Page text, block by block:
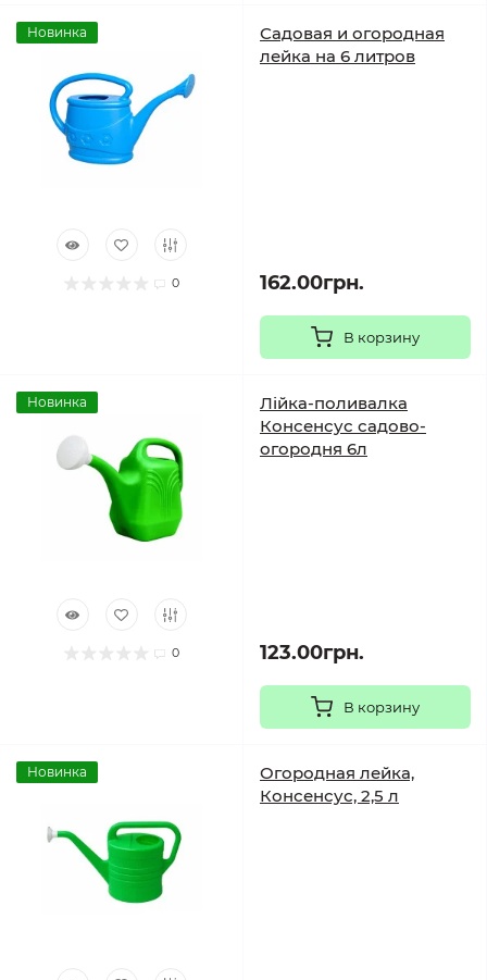
Новинка
0
Садовая и огородная
лейка на 6 литров
162.00грн.
В корзину
Новинка
0
Лійка-поливалка
Консенсус садово-
огородня 6л
123.00грн.
В корзину
Новинка
Огородная лейка,
Консенсус, 2,5 л